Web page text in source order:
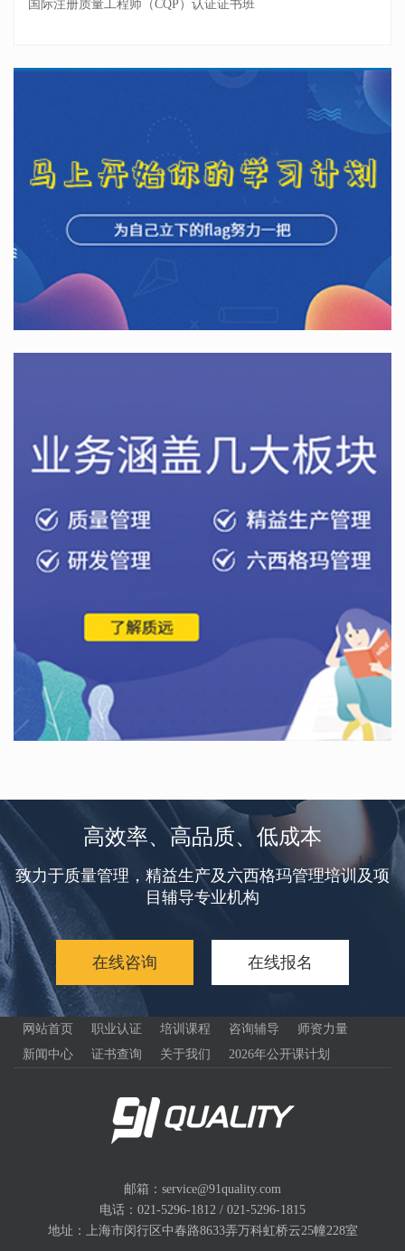
国际注册质量工程师（CQP）认证证书班
高效率、高品质、低成本
致力于质量管理，精益生产及六西格玛管理培训及项
目辅导专业机构
在线咨询 在线报名
网站首页 职业认证 培训课程 咨询辅导
师资力量
新闻中心
证书查询 关于我们 2026年公开课计划
邮箱：service@91quality.com
电话：021-5296-1812 / 021-5296-1815
地址：上海市闵行区中春路8633弄万科虹桥云25幢228室